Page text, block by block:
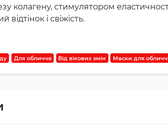
колагену, стимулятором
і свіжість.
Для обличчя Від вікових змін Маски для